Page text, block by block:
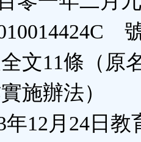
文11條（原
施辦法）
年12月24日教